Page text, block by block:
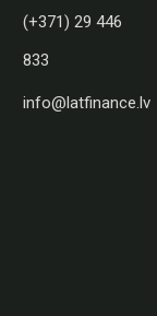
(+371) 29 446
833
info@latfinance.lv